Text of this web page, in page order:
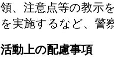
領、注意点等の教示
を実施するなど、警
活動上の配慮事項